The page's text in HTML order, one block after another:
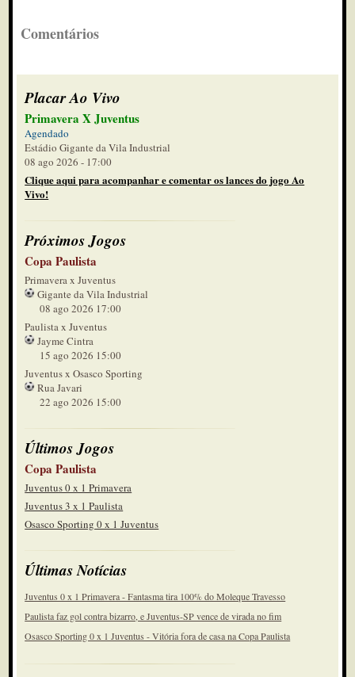
Comentários
Placar Ao Vivo
Primavera X Juventus
Agendado
Estádio Gigante da Vila Industrial
08 ago 2026 - 17:00
Clique aqui para acompanhar e comentar os lances do jogo Ao
Vivo!
Próximos Jogos
Copa Paulista
Primavera x Juventus
Gigante da Vila Industrial
08 ago 2026 17:00
Paulista x Juventus
Jayme Cintra
15 ago 2026 15:00
Juventus x Osasco Sporting
Rua Javari
22 ago 2026 15:00
Últimos Jogos
Copa Paulista
Juventus 0 x 1 Primavera
Juventus 3 x 1 Paulista
Osasco Sporting 0 x 1 Juventus
Últimas Notícias
Juventus 0 x 1 Primavera - Fantasma tira 100% do Moleque Travesso
Paulista faz gol contra bizarro, e Juventus-SP vence de virada no fim
Osasco Sporting 0 x 1 Juventus - Vitória fora de casa na Copa Paulista